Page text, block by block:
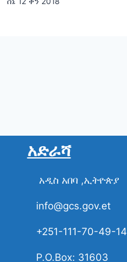
አድራሻ
አዲስ አበባ ,ኢትዮጵያ
info@gcs.gov.et
+251-111-70-49-14
P.O.Box: 31603